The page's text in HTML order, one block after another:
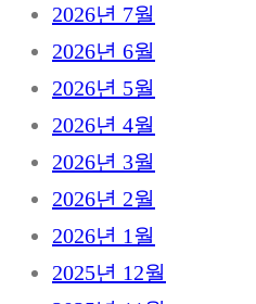
2026년 7월
2026년 6월
2026년 5월
2026년 4월
2026년 3월
2026년 2월
2026년 1월
2025년 12월